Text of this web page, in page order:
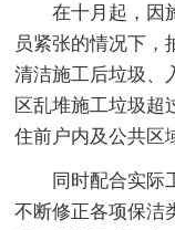
在十月起，因施
员紧张的情况下，
清洁施工后垃圾、
区乱堆施工垃圾超
住前户内及公共区
同时配合实际工
不断修正各项保洁